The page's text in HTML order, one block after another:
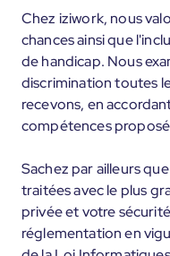
Chez iziwork, nous
chances ainsi que
de handicap. Nous
discrimination toutes
recevons, en
compétences
Sachez par ailleurs
traitées avec le plus
privée et votre
réglementation en